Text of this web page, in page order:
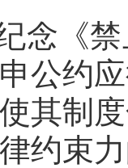
念《
公约
其制
约束